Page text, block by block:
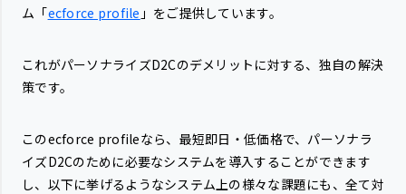
ム「ecforce profile 」をご提供しています。
これがパーソナライズD2Cのデメリットに対する、独自の解決
策です。
このecforce profileなら、最短即日・低価格で、パーソナラ
イズD2Cのために必要なシステムを導入することができます
し、以下に挙げるようなシステム上の様々な課題にも、全て対